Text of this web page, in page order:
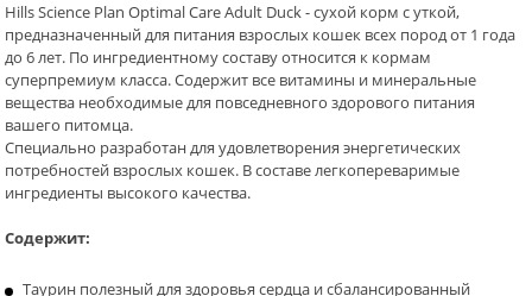
Hills Science Plan Optimal Care Adult Duck - сухой корм с уткой,
предназначенный для питания взрослых кошек всех пород от 1 года
до 6 лет. По ингредиентному составу относится к кормам
суперпремиум класса. Содержит все витамины и минеральные
вещества необходимые для повседневного здорового питания
вашего питомца.
Специально разработан для удовлетворения энергетических
потребностей взрослых кошек. В составе легкопереваримые
ингредиенты высокого качества.
Содержит:
Таурин полезный для здоровья сердца и сбалансированный